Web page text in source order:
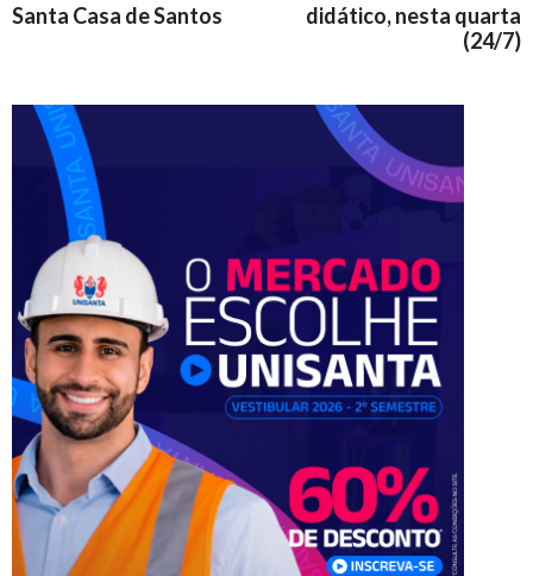
Santa Casa de Santos
didático, nesta quarta
(24/7)